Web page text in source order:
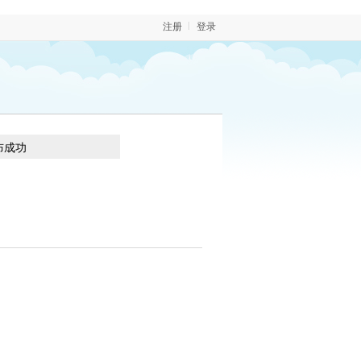
登录
注册
功